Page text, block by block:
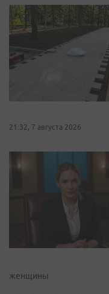
21:32, 7 августа 2026
женщины